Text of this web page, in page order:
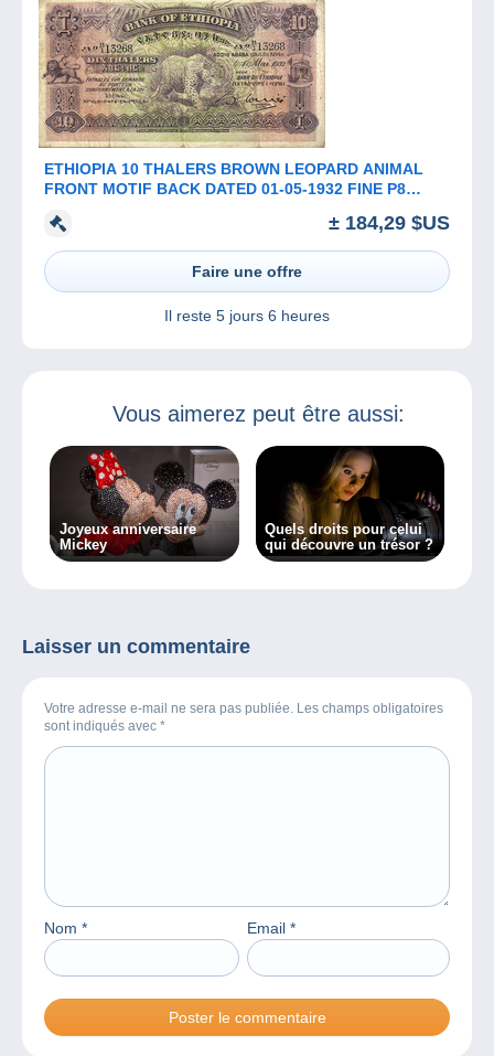
ETHIOPIA 10 THALERS BROWN LEOPARD ANIMAL
FRONT MOTIF BACK DATED 01-05-1932 FINE P8
± 184,29 $US
Faire une offre
Il reste 5 jours 6 heures
Vous aimerez peut être aussi:
Joyeux anniversaire
Mickey
Quels droits pour celui
qui découvre un trésor ?
Laisser un commentaire
Votre adresse e-mail ne sera pas publiée. Les champs obligatoires
sont indiqués avec *
Nom * Email *